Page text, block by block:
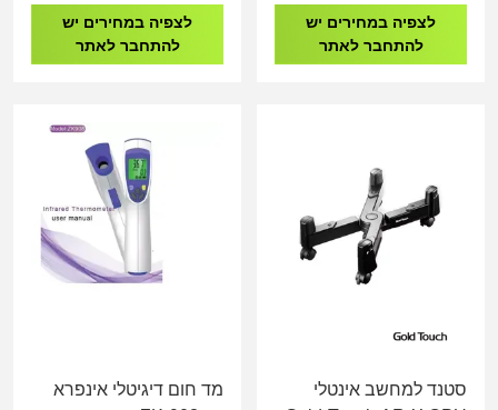
לצפיה במחירים יש
להתחבר לאתר
לצפיה במחירים יש
להתחבר לאתר
סטנד למחשב אינטלי
מד חום דיגיטלי אינפרא